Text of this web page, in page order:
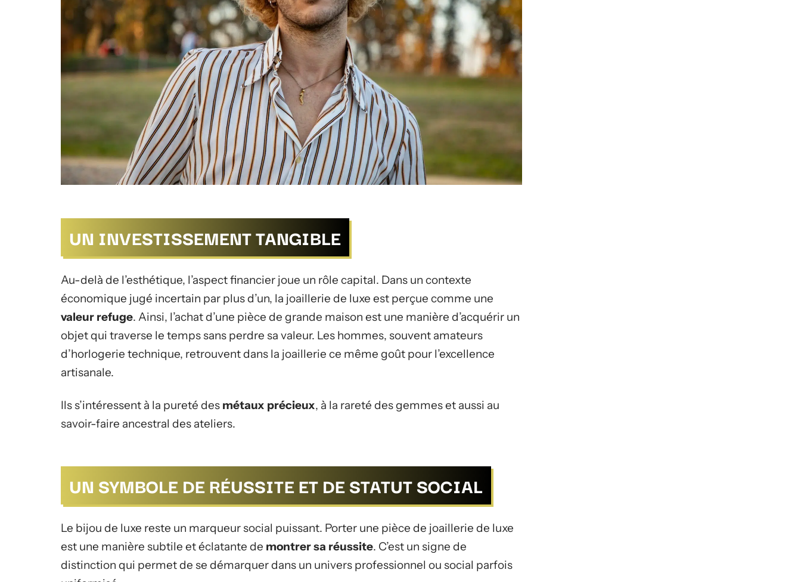
UN INVESTISSEMENT TANGIBLE
Au-delà de l’esthétique, l’aspect financier joue un rôle capital. Dans un contexte
économique jugé incertain par plus d’un, la joaillerie de luxe est perçue comme une
valeur refuge. Ainsi, l’achat d’une pièce de grande maison est une manière d’acquérir un
objet qui traverse le temps sans perdre sa valeur. Les hommes, souvent amateurs
d’horlogerie technique, retrouvent dans la joaillerie ce même goût pour l’excellence
artisanale.
Ils s’intéressent à la pureté des métaux précieux, à la rareté des gemmes et aussi au
savoir-faire ancestral des ateliers.
UN SYMBOLE DE RÉUSSITE ET DE STATUT SOCIAL
Le bijou de luxe reste un marqueur social puissant. Porter une pièce de joaillerie de luxe
est une manière subtile et éclatante de montrer sa réussite. C’est un signe de
distinction qui permet de se démarquer dans un univers professionnel ou social parfois